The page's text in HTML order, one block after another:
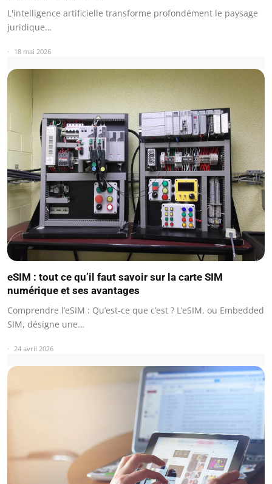
L'intelligence artificielle transforme profondément le paysage
juridique…
18 mai 2026
eSIM : tout ce qu’il faut savoir sur la carte SIM
numérique et ses avantages
Comprendre l’eSIM : Qu’est-ce que c’est ? L’eSIM, ou Embedded
SIM, désigne une…
24 avril 2026